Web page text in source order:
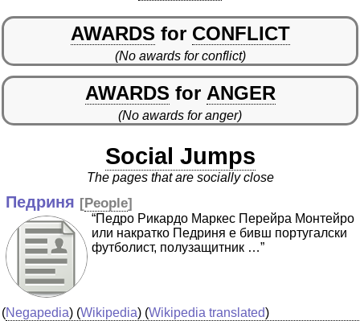
AWARDS for CONFLICT
(No awards for conflict)
AWARDS for ANGER
(No awards for anger)
Social Jumps
The pages that are socially close
Педриня [People]
“Педро Рикардо Маркес Перейра Монтейро
или накратко Педриня е бивш португалски
футболист, полузащитник …”
(Negapedia) (Wikipedia) (Wikipedia translated)